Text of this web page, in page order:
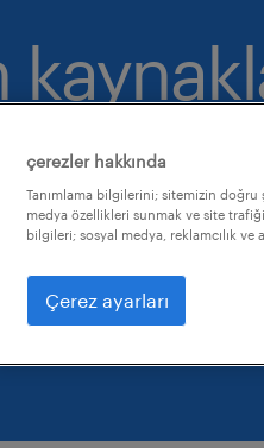
ücret
çerezler hakkında
Tanımlama bilgilerini; sitemizin doğru
medya özellikleri sunmak ve site
bilgileri; sosyal medya, reklamcılık ve
Çerez ayarları